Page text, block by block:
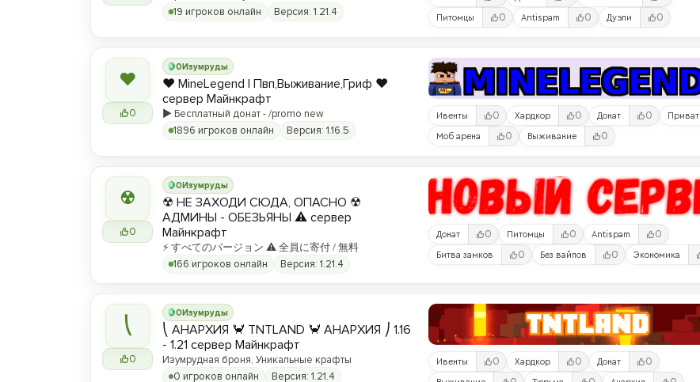
19 игроков онлайн
Версия: 1.21.4 Питомцы 0 Antispam 0 Дуэли 0
❤
0
0Изумруды
❤️ MineLegend | Пвп,Выживание,Гриф ❤️
сервер Майнкрафт
▶️ Бесплатный донат - /promo new
1896 игроков онлайн
Версия: 1.16.5
Ивенты 0 Хардкор 0 Донат 0 Приват
Моб арена 0 Выживание 0
☢
0
0Изумруды
☢ НЕ ЗАХОДИ СЮДА, ОПАСНО ☢
АДМИНЫ - ОБЕЗЬЯНЫ ⚠ сервер
Майнкрафт
⚡ すべてのバージョン ⚠ 全員に寄付 / 無料
166 игроков онлайн
Версия: 1.21.4
Донат 0 Питомцы 0 Antispam 0
Битва замков 0 Без вайпов 0 Экономика
⎝
0
0Изумруды
⎝ АНАРХИЯ 🦀 TNTLAND 🦀 АНАРХИЯ ⎠ 1.16
- 1.21 сервер Майнкрафт
Изумрудная броня, Уникальные крафты
0 игроков онлайн
Версия: 1.21.4
Ивенты 0 Хардкор 0 Донат 0